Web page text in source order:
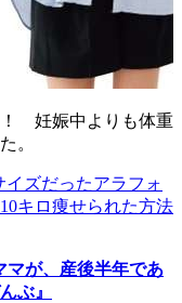
！ 妊娠中よりも体重
。
イズだったアラフォ
キロ痩せられた方法
マが、産後半年であ
ぶ』